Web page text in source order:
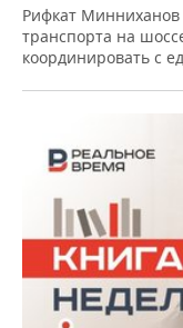
Рифкат Минниханов
транспорта на
координировать с